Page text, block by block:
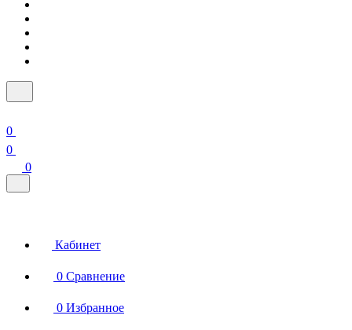
0
0
0
Кабинет
0 Сравнение
0 Избранное